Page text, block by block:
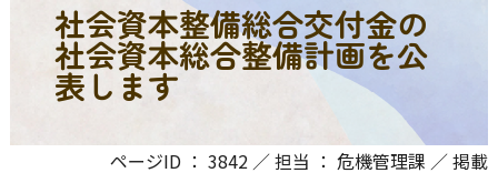
社会資本整備総合交付金の
社会資本総合整備計画を公
表します
ページID ： 3842 ／ 担当 ： 危機管理課 ／ 掲載